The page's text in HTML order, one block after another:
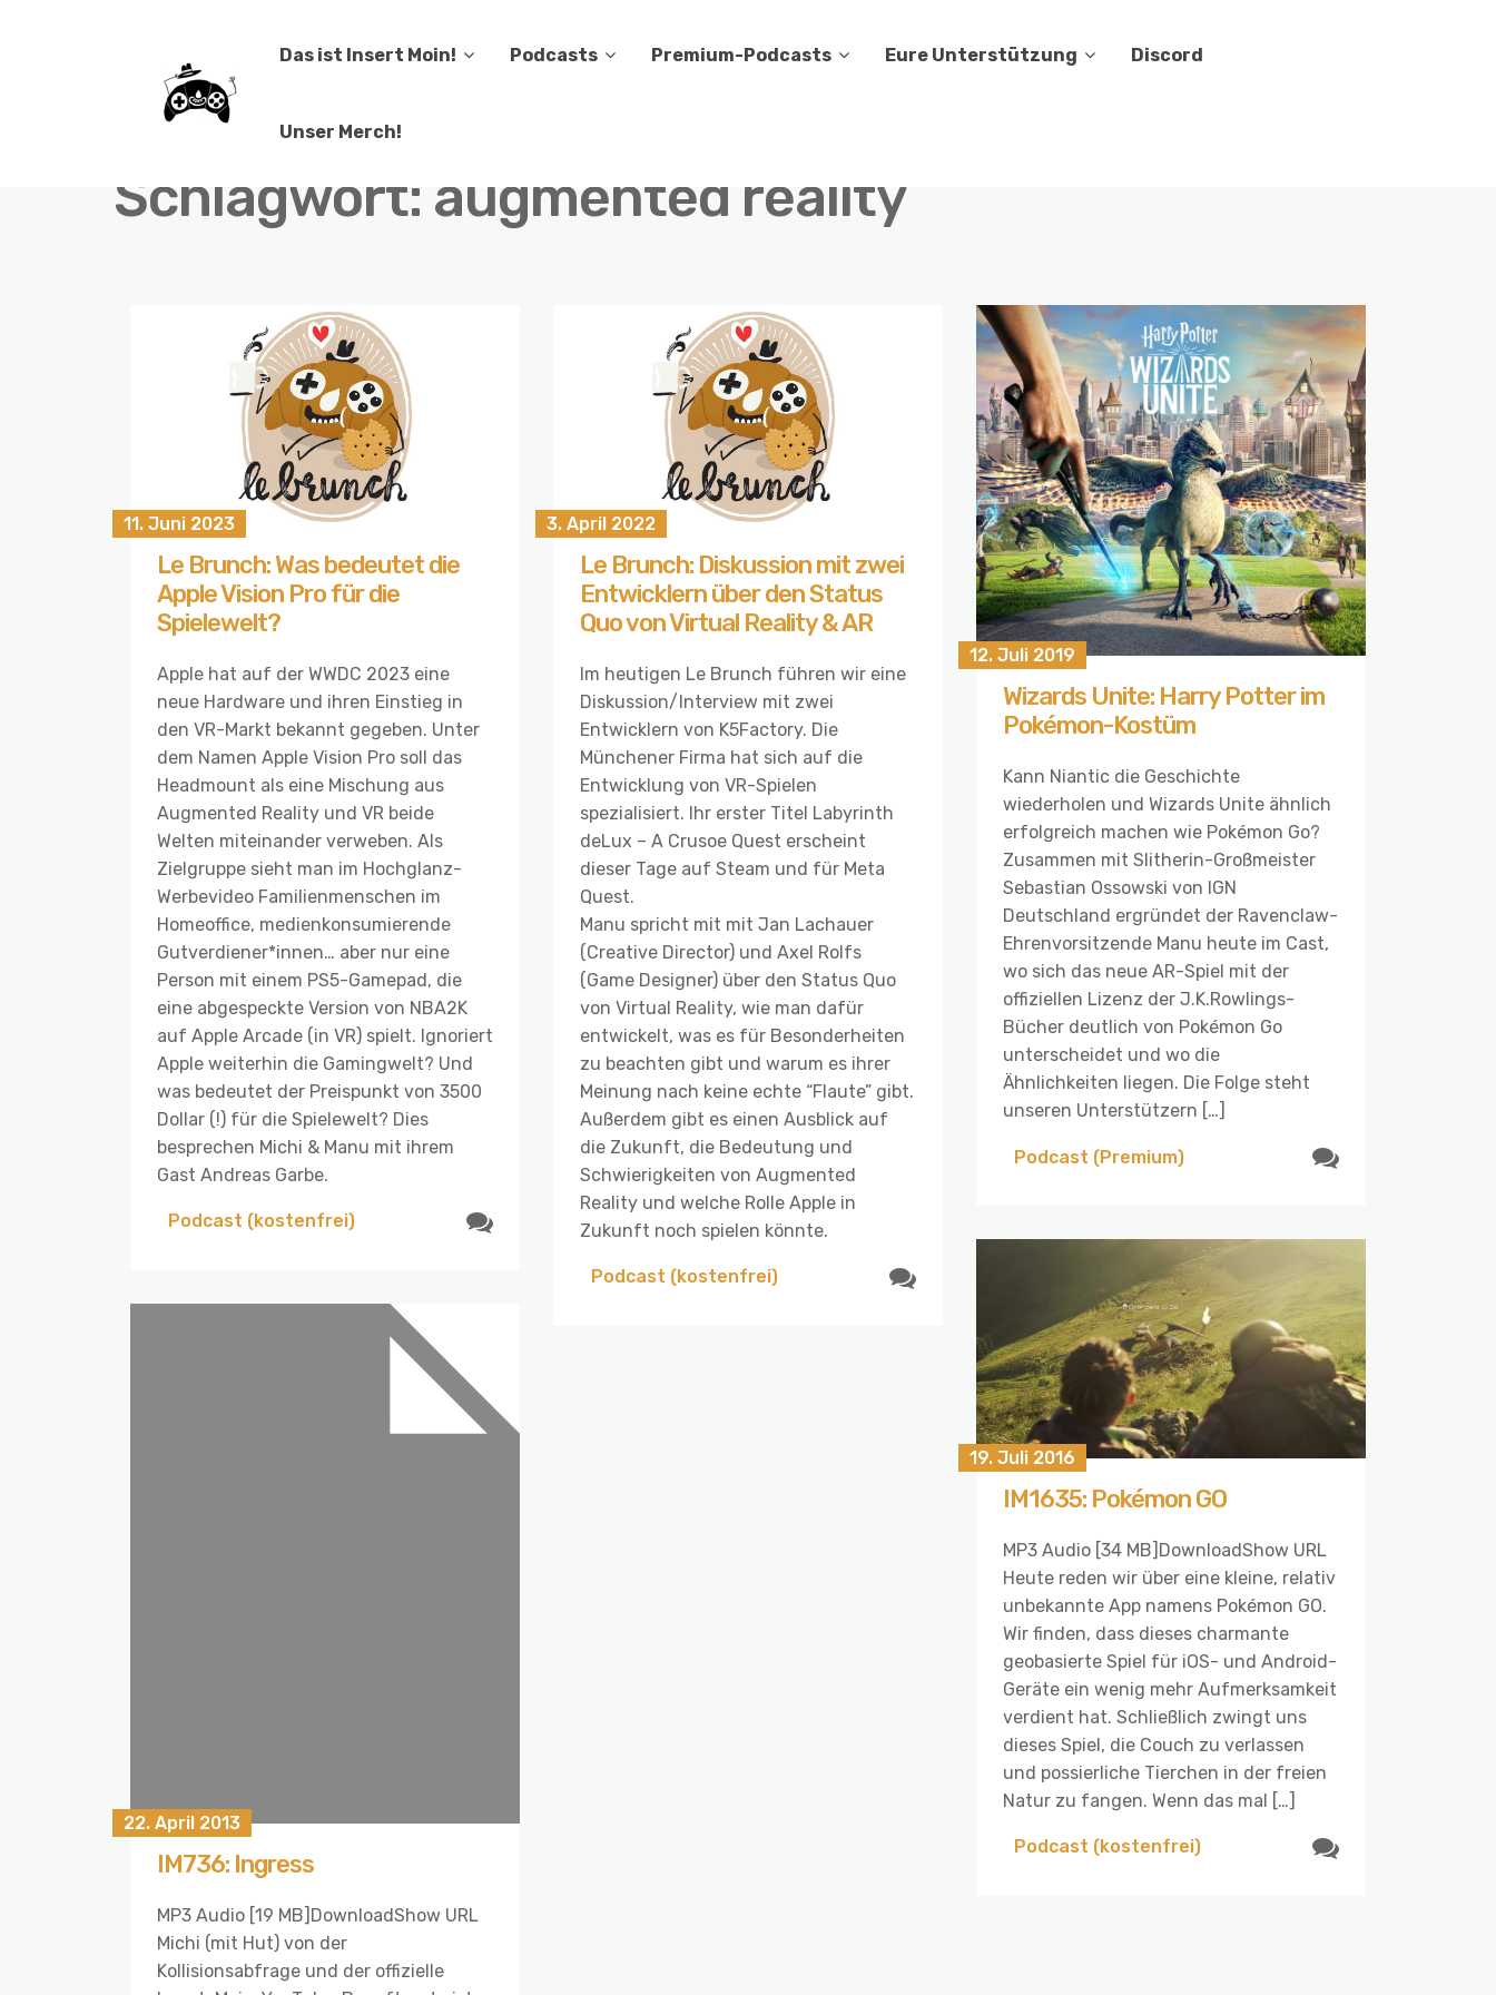
Das ist Insert Moin! Podcasts Premium-Podcasts Eure Unterstützung Discord
Unser Merch!
Schlagwort: augmented reality
11. Juni 2023
Le Brunch: Was bedeutet die
Apple Vision Pro für die
Spielewelt?
Apple hat auf der WWDC 2023 eine
neue Hardware und ihren Einstieg in
den VR-Markt bekannt gegeben. Unter
dem Namen Apple Vision Pro soll das
Headmount als eine Mischung aus
Augmented Reality und VR beide
Welten miteinander verweben. Als
Zielgruppe sieht man im Hochglanz-
Werbevideo Familienmenschen im
Homeoffice, medienkonsumierende
Gutverdiener*innen… aber nur eine
Person mit einem PS5-Gamepad, die
eine abgespeckte Version von NBA2K
auf Apple Arcade (in VR) spielt. Ignoriert
Apple weiterhin die Gamingwelt? Und
was bedeutet der Preispunkt von 3500
Dollar (!) für die Spielewelt? Dies
besprechen Michi & Manu mit ihrem
Gast Andreas Garbe.
Podcast (kostenfrei)
3. April 2022
Le Brunch: Diskussion mit zwei
Entwicklern über den Status
Quo von Virtual Reality & AR
Im heutigen Le Brunch führen wir eine
Diskussion/Interview mit zwei
Entwicklern von K5Factory. Die
Münchener Firma hat sich auf die
Entwicklung von VR-Spielen
spezialisiert. Ihr erster Titel Labyrinth
deLux – A Crusoe Quest erscheint
dieser Tage auf Steam und für Meta
Quest.
Manu spricht mit mit Jan Lachauer
(Creative Director) und Axel Rolfs
(Game Designer) über den Status Quo
von Virtual Reality, wie man dafür
entwickelt, was es für Besonderheiten
zu beachten gibt und warum es ihrer
Meinung nach keine echte “Flaute” gibt.
Außerdem gibt es einen Ausblick auf
die Zukunft, die Bedeutung und
Schwierigkeiten von Augmented
Reality und welche Rolle Apple in
Zukunft noch spielen könnte.
Podcast (kostenfrei)
12. Juli 2019
Wizards Unite: Harry Potter im
Pokémon-Kostüm
Kann Niantic die Geschichte
wiederholen und Wizards Unite ähnlich
erfolgreich machen wie Pokémon Go?
Zusammen mit Slitherin-Großmeister
Sebastian Ossowski von IGN
Deutschland ergründet der Ravenclaw-
Ehrenvorsitzende Manu heute im Cast,
wo sich das neue AR-Spiel mit der
offiziellen Lizenz der J.K.Rowlings-
Bücher deutlich von Pokémon Go
unterscheidet und wo die
Ähnlichkeiten liegen. Die Folge steht
unseren Unterstützern […]
Podcast (Premium)
19. Juli 2016
IM1635: Pokémon GO
MP3 Audio [34 MB]DownloadShow URL
Heute reden wir über eine kleine, relativ
unbekannte App namens Pokémon GO.
Wir finden, dass dieses charmante
geobasierte Spiel für iOS- und Android-
Geräte ein wenig mehr Aufmerksamkeit
verdient hat. Schließlich zwingt uns
dieses Spiel, die Couch zu verlassen
und possierliche Tierchen in der freien
Natur zu fangen. Wenn das mal […]
Podcast (kostenfrei)
22. April 2013
IM736: Ingress
MP3 Audio [19 MB]DownloadShow URL
Michi (mit Hut) von der
Kollisionsabfrage und der offizielle